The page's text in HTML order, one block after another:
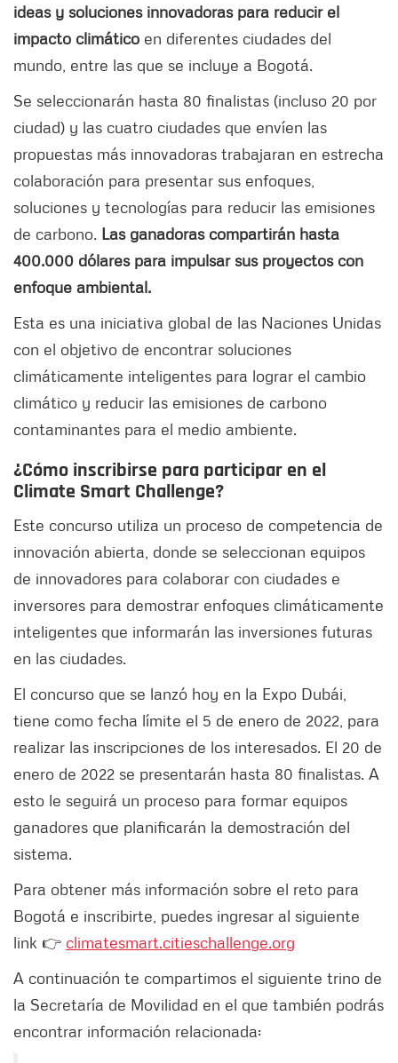
ideas y soluciones innovadoras para reducir el
impacto climático en diferentes ciudades del
mundo, entre las que se incluye a Bogotá.
Se seleccionarán hasta 80 finalistas (incluso 20 por
ciudad) y las cuatro ciudades que envíen las
propuestas más innovadoras trabajaran en estrecha
colaboración para presentar sus enfoques,
soluciones y tecnologías para reducir las emisiones
de carbono. Las ganadoras compartirán hasta
400.000 dólares para impulsar sus proyectos con
enfoque ambiental.
Esta es una iniciativa global de las Naciones Unidas
con el objetivo de encontrar soluciones
climáticamente inteligentes para lograr el cambio
climático y reducir las emisiones de carbono
contaminantes para el medio ambiente.
¿Cómo inscribirse para participar en el
Climate Smart Challenge?
Este concurso utiliza un proceso de competencia de
innovación abierta, donde se seleccionan equipos
de innovadores para colaborar con ciudades e
inversores para demostrar enfoques climáticamente
inteligentes que informarán las inversiones futuras
en las ciudades.
El concurso que se lanzó hoy en la Expo Dubái,
tiene como fecha límite el 5 de enero de 2022, para
realizar las inscripciones de los interesados. El 20 de
enero de 2022 se presentarán hasta 80 finalistas. A
esto le seguirá un proceso para formar equipos
ganadores que planificarán la demostración del
sistema.
Para obtener más información sobre el reto para
Bogotá e inscribirte, puedes ingresar al siguiente
link 👉 climatesmart.citieschallenge.org
A continuación te compartimos el siguiente trino de
la Secretaría de Movilidad en el que también podrás
encontrar información relacionada: